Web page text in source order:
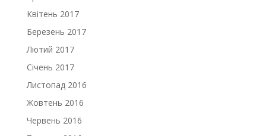
Квітень 2017
Березень 2017
Лютий 2017
Січень 2017
Листопад 2016
Жовтень 2016
Червень 2016